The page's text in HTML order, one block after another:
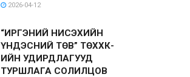
2026-04-12
“ИРГЭНИЙ НИСЭХИЙН
ҮНДЭСНИЙ ТӨВ” ТӨХХК-
ИЙН УДИРДЛАГУУД
ТУРШЛАГА СОЛИЛЦОВ